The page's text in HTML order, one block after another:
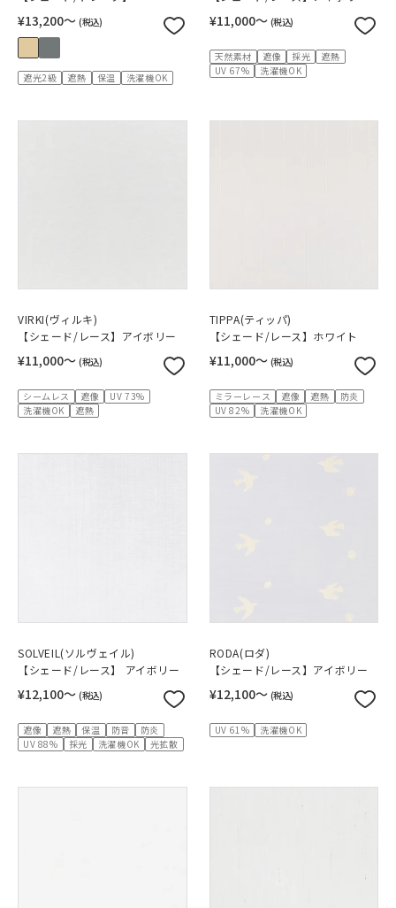
¥13,200〜 (税込)
遮光2級 遮熱 保温 洗濯機OK
¥11,000〜 (税込)
天然素材 遮像 採光
遮熱
UV 67%
洗濯機OK
VIRKI(ヴィルキ)
【シェード/レース】アイボリー
¥11,000〜 (税込)
シームレス 遮像
UV 73%
洗濯機OK
遮熱
TIPPA(ティッパ)
【シェード/レース】ホワイト
¥11,000〜 (税込)
ミラーレース 遮像 遮熱
防炎
UV 82%
洗濯機OK
SOLVEIL(ソルヴェイル)
【シェード/レース】 アイボリー
¥12,100〜 (税込)
遮像 遮熱 保温 防音
防炎
UV 88%
採光 洗濯機OK 光拡散
RODA(ロダ)
【シェード/レース】アイボリー
¥12,100〜 (税込)
UV 61% 洗濯機OK